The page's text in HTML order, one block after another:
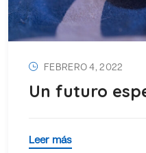
FEBRERO 4, 2022
Un futuro
Leer más